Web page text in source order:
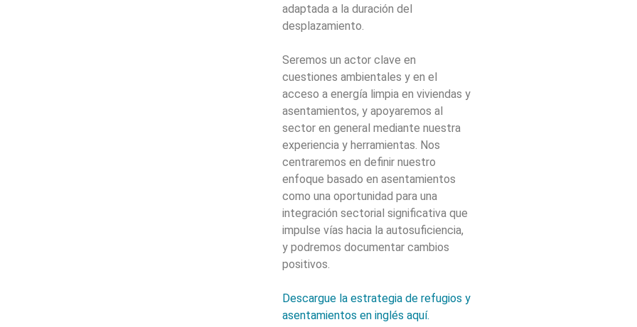
adaptada a la duración del
desplazamiento.
Seremos un actor clave en
cuestiones ambientales y en el
acceso a energía limpia en viviendas y
asentamientos, y apoyaremos al
sector en general mediante nuestra
experiencia y herramientas. Nos
centraremos en definir nuestro
enfoque basado en asentamientos
como una oportunidad para una
integración sectorial significativa que
impulse vías hacia la autosuficiencia,
y podremos documentar cambios
positivos.
Descargue la estrategia de refugios y
asentamientos en inglés aquí.